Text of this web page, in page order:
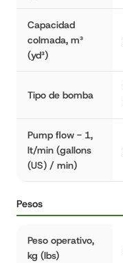
Capacidad
colmada, m³
(yd³)
Tipo de bomba
Pump flow - 1,
lt/min (gallons
(US) / min)
Pesos
Peso operativo,
kg (lbs)